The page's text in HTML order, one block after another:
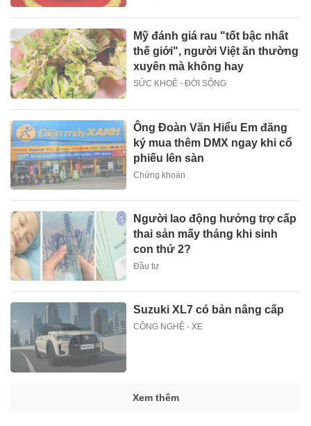
Mỹ đánh giá rau "tốt bậc nhất
thế giới", người Việt ăn thường
xuyên mà không hay
SỨC KHOẺ - ĐỜI SỐNG
Ông Đoàn Văn Hiểu Em đăng
ký mua thêm DMX ngay khi cổ
phiếu lên sàn
Chứng khoán
Người lao động hưởng trợ cấp
thai sản mấy tháng khi sinh
con thứ 2?
Đầu tư
Suzuki XL7 có bản nâng cấp
CÔNG NGHỆ - XE
Xem thêm